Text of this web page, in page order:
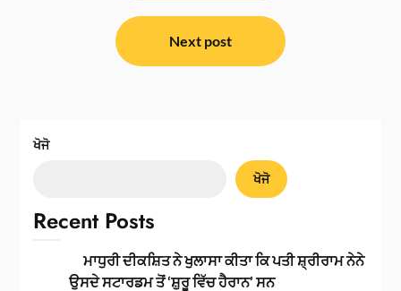
Next post
ਖੋਜੋ
ਖੋਜੋ
Recent Posts
ਮਾਧੁਰੀ ਦੀਕਸ਼ਿਤ ਨੇ ਖੁਲਾਸਾ ਕੀਤਾ ਕਿ ਪਤੀ ਸ਼੍ਰੀਰਾਮ ਨੇਨੇ
ਉਸਦੇ ਸਟਾਰਡਮ ਤੋਂ ‘ਸ਼ੁਰੂ ਵਿੱਚ ਹੈਰਾਨ’ ਸਨ